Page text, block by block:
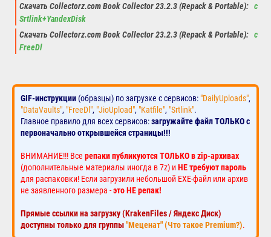
Скачать Collectorz.com Book Collector 23.2.3 (Repack & Portable): с
Srtlink+YandexDisk
Скачать Collectorz.com Book Collector 23.2.3 (Repack & Portable): с
FreeDl
GIF-инструкции (образцы) по загрузке с сервисов: "DailyUploads",
"DataVaults", "FreeDl", "JioUpload", "Katfile", "Srtlink".
Главное правило для всех сервисов:загружайте файл ТОЛЬКО с
первоначально открывшейся страницы!!!
ВНИМАНИЕ!!! Все репаки публикуются ТОЛЬКО в zip-архивах
(дополнительные материалы иногда в 7z) иНЕ требуют пароль
для распаковки! Если загрузили небольшой EXE-файл или архив
не заявленного размера -это НЕ репак!
Прямые ссылки на загрузку (KrakenFiles / Яндекс Диск)
доступны только для группы"Меценат" (Что такое Premium?).